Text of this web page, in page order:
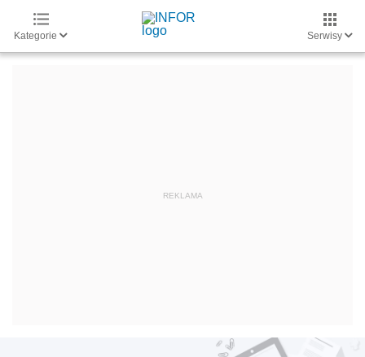
Kategorie Serwisy